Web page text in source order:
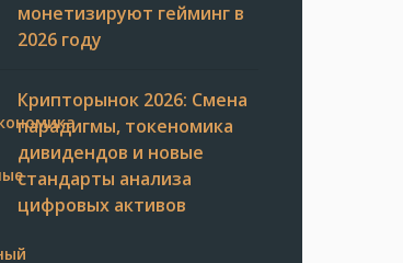
монетизируют гейминг в
2026 году
Крипторынок 2026: Смена
парадигмы, токеномика
дивидендов и новые
стандарты анализа
цифровых активов